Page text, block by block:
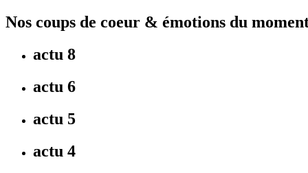
Nos coups de coeur & émotions du
actu 8
actu 6
actu 5
actu 4